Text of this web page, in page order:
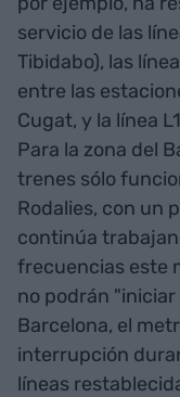
servicio de las
Tibidabo), las
entre las
Cugat, y la línea
Para la zona del
trenes sólo
Rodalies, con un
continúa
frecuencias este
no podrán "iniciar
Barcelona, el
interrupción
líneas